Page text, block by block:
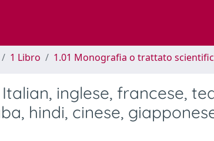
1 Libro 1.01 Monografia o trattato
inglese, francese,
hindi, cinese,